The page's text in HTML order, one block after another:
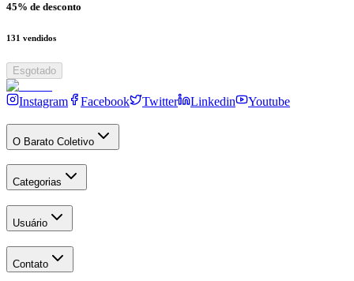
45% de desconto
131 vendidos
Esgotado
Instagram Facebook Twitter Linkedin Youtube
O Barato Coletivo
Categorias
Usuário
Contato